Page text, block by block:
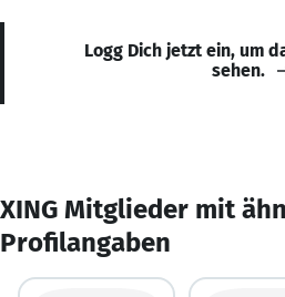
Logg Dich jetzt ein, um
sehen.
XING Mitglieder mit
Profilangaben